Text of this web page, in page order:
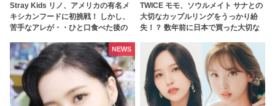
Stray Kids リノ、アメリカの有名メ
キシカンフードに初挑戦！ しかし、
苦手なアレが・・ひと口食べた後の
TWICE モモ、ソウルメイト サナとの
大切なカップルリングをうっかり紛
失！？ 数年前に日本で買った大切な
の展開にビックリ
NEWS